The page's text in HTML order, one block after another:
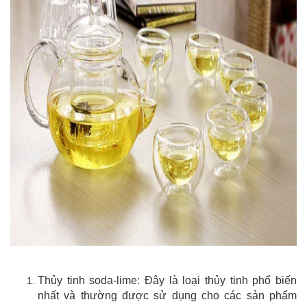
Thủy tinh soda-lime: Đây là loại thủy tinh phổ biến
nhất và thường được sử dụng cho các sản phẩm